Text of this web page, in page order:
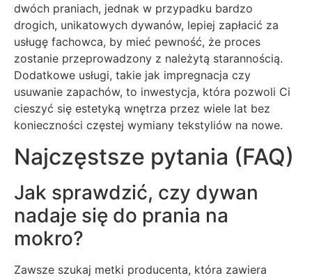
dwóch praniach, jednak w przypadku bardzo
drogich, unikatowych dywanów, lepiej zapłacić za
usługę fachowca, by mieć pewność, że proces
zostanie przeprowadzony z należytą starannością.
Dodatkowe usługi, takie jak impregnacja czy
usuwanie zapachów, to inwestycja, która pozwoli Ci
cieszyć się estetyką wnętrza przez wiele lat bez
konieczności częstej wymiany tekstyliów na nowe.
Najczęstsze pytania (FAQ)
Jak sprawdzić, czy dywan
nadaje się do prania na
mokro?
Zawsze szukaj metki producenta, która zawiera